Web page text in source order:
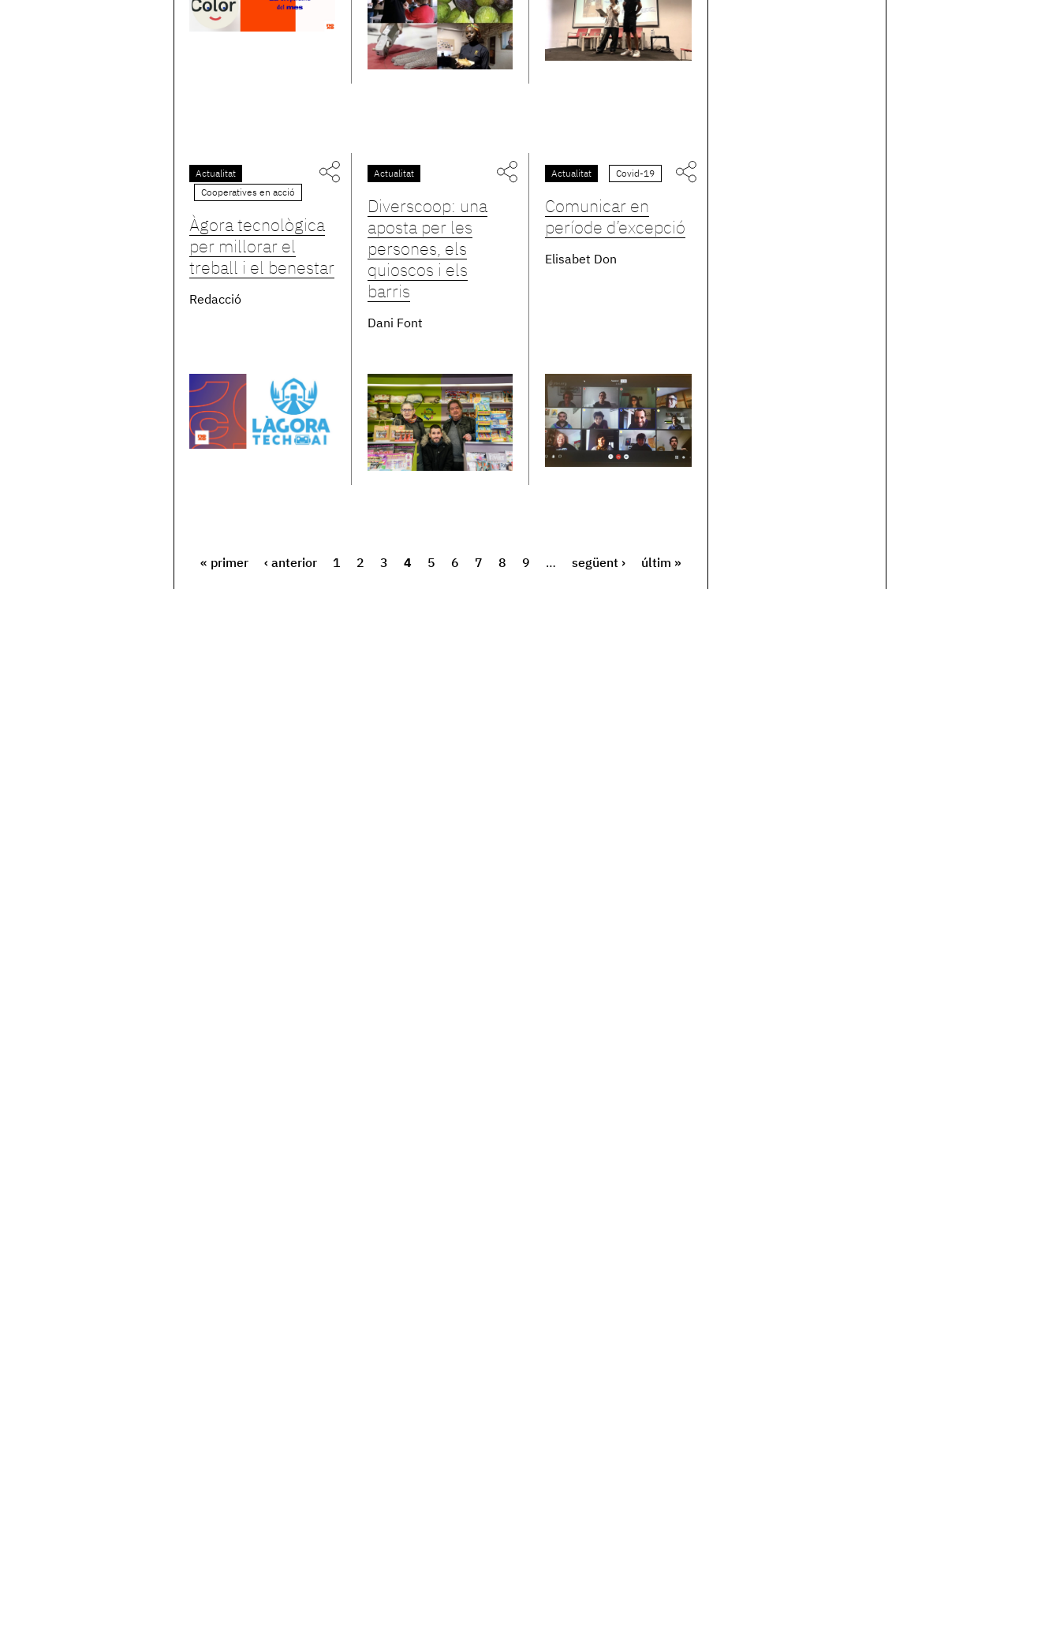
Actualitat
Cooperatives en acció
Àgora tecnològica
per millorar el
treball i el benestar
Redacció
Actualitat
Diverscoop: una
aposta per les
persones, els
quioscos i els
barris
Dani Font
Actualitat Covid-19
Comunicar en
període d’excepció
Elisabet Don
« primer ‹ anterior 1 2 3 4 5 6 7 8 9 … següent › últim »